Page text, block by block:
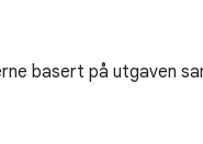
basert på utgaven